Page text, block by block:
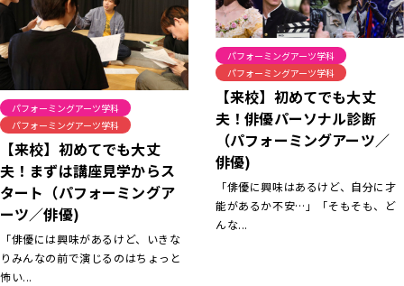
パフォーミングアーツ学科
パフォーミングアーツ学科
【来校】初めてでも大丈
夫！まずは講座見学からス
タート（パフォーミングア
ーツ／俳優)
「俳優には興味があるけど、いきな
りみんなの前で演じるのはちょっと
怖い...
パフォーミングアーツ学科
パフォーミングアーツ学科
【来校】初めてでも大丈
夫！俳優パーソナル診断
（パフォーミングアーツ／
俳優)
「俳優に興味はあるけど、自分に才
能があるか不安…」「そもそも、ど
んな...